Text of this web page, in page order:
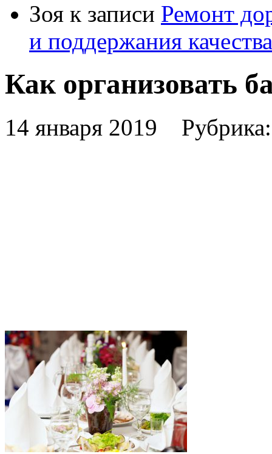
Зоя к записи Ремонт
и поддержания качества
Как организовать
14 января 2019